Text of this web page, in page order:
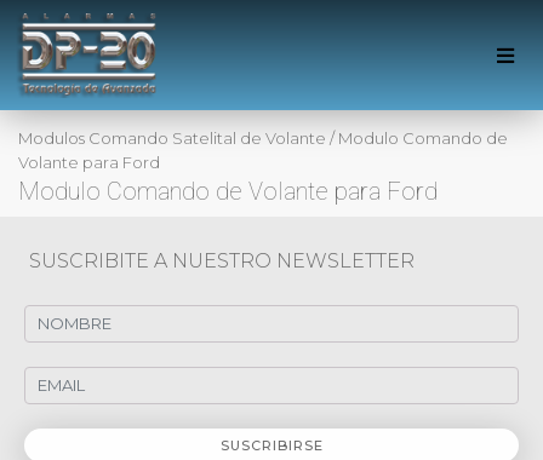
Modulos Comando Satelital de Volante /Modulo Comando de
Volante para Ford
Modulo Comando de Volante para Ford
SUSCRIBITE A NUESTRO NEWSLETTER